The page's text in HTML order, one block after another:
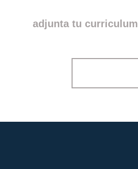
adjunta tu curriculum